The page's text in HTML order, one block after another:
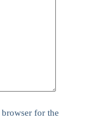
for the